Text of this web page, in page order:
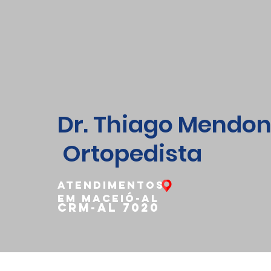
Dr. Thiago
Ortopedista
ATENDIMENTOS
EM MACEIÓ-AL
CRM-aL 7020